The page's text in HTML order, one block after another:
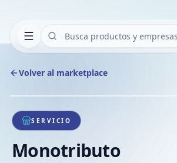
Volver al marketplace
1/1
SERVICIO
Monotributo